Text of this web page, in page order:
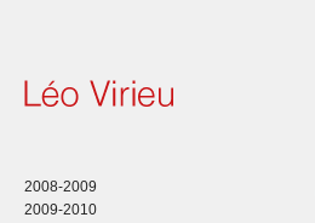
2008-2009
2009-2010